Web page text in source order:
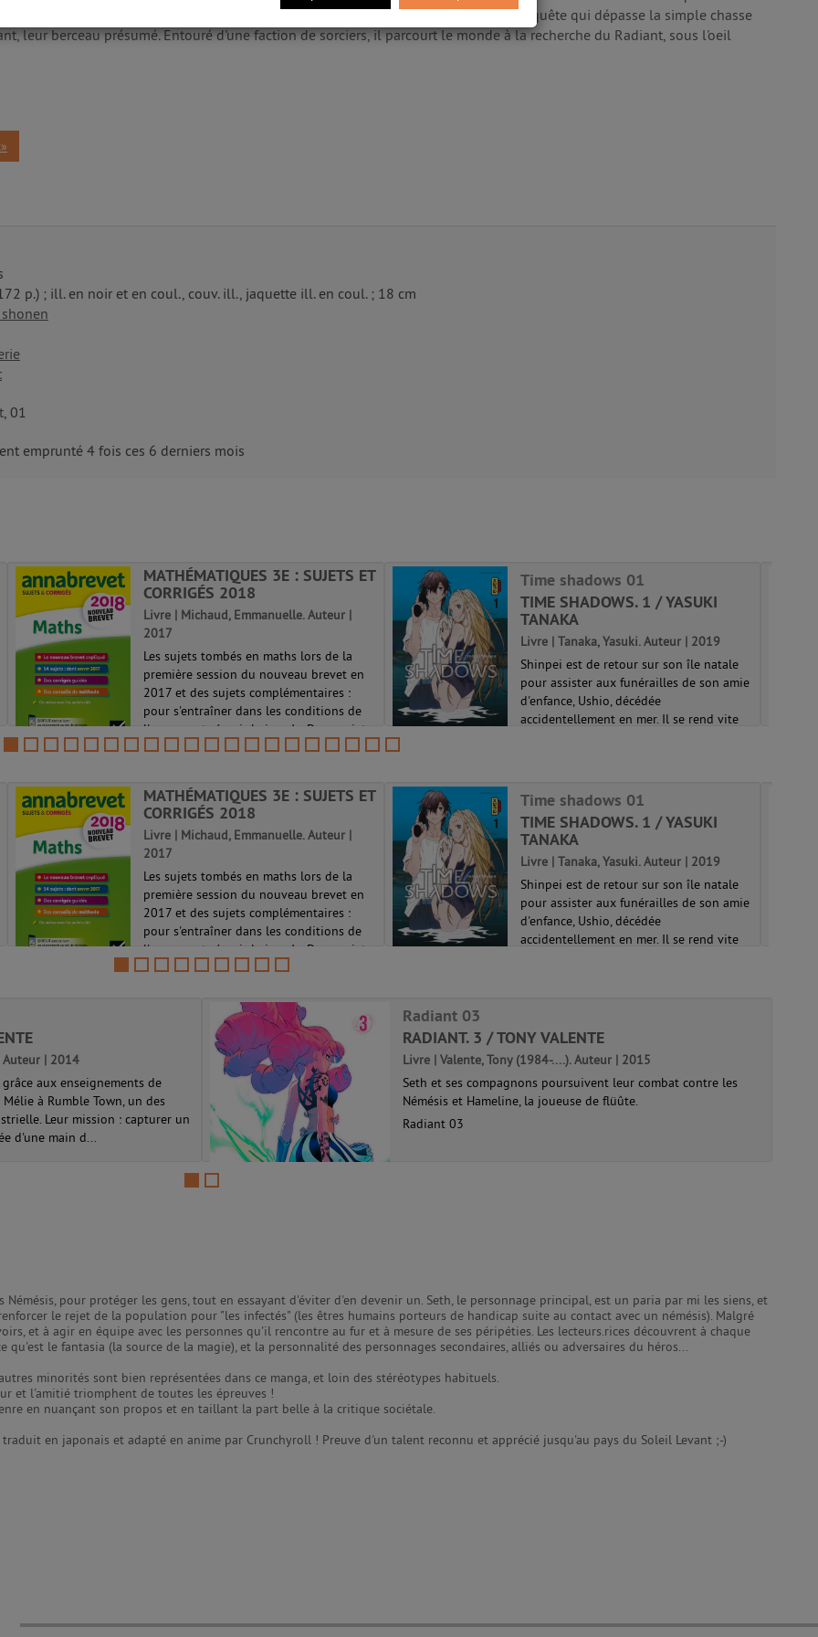
et combattre les Némésis. Mais plus que ça, Seth souhaite s'engager dans une quête qui dépasse la simple chasse
leur berceau présumé. Entouré d'une faction de sorciers, il parcourt le monde à la recherche du Radiant, sous l'oeil
p.) ; ill. en noir et en coul., couv. ill., jaquette ill. en coul. ; 18 cm
, 01
emprunté 4 fois ces 6 derniers mois
MATHÉMATIQUES 3E : SUJETS ET
CORRIGÉS 2018
Livre | Michaud, Emmanuelle. Auteur |
2017
Les sujets tombés en maths lors de la
première session du nouveau brevet en
2017 et des sujets complémentaires :
pour s'entraîner dans les conditions de
l'examen et réussir le jour J. - Deux sujets
complets pour l'épreuve écrite 1...
Time shadows 01
TIME SHADOWS. 1 / YASUKI
TANAKA
Livre | Tanaka, Yasuki. Auteur | 2019
Shinpei est de retour sur son île natale
pour assister aux funérailles de son amie
d'enfance, Ushio, décédée
accidentellement en mer. Il se rend vite
Time shadows 01
MATHÉMATIQUES 3E : SUJETS ET
CORRIGÉS 2018
Livre | Michaud, Emmanuelle. Auteur |
2017
Les sujets tombés en maths lors de la
première session du nouveau brevet en
2017 et des sujets complémentaires :
pour s'entraîner dans les conditions de
l'examen et réussir le jour J. - Deux sujets
complets pour l'épreuve écrite 1...
Time shadows 01
TIME SHADOWS. 1 / YASUKI
TANAKA
Livre | Tanaka, Yasuki. Auteur | 2019
Shinpei est de retour sur son île natale
pour assister aux funérailles de son amie
d'enfance, Ushio, décédée
accidentellement en mer. Il se rend vite
Auteur | 2014
aux enseignements de
à Rumble Town, un des
Leur mission : capturer un
d'une main d...
Radiant 03
RADIANT. 3 / TONY VALENTE
Livre | Valente, Tony (1984-....). Auteur | 2015
Seth et ses compagnons poursuivent leur combat contre les
Némésis et Hameline, la joueuse de flüûte.
Radiant 03
pour protéger les gens, tout en essayant d'éviter d'en devenir un. Seth, le personnage principal, est un paria par mi les siens, et
le rejet de la population pour "les infectés" (les êtres humains porteurs de handicap suite au contact avec un némésis). Malgré
et à agir en équipe avec les personnes qu'il rencontre au fur et à mesure de ses péripéties. Les lecteurs.rices découvrent à chaque
qu'est le fantasia (la source de la magie), et la personnalité des personnages secondaires, alliés ou adversaires du héros...
minorités sont bien représentées dans ce manga, et loin des stéréotypes habituels.
et l'amitié triomphent de toutes les épreuves !
en nuançant son propos et en taillant la part belle à la critique sociétale.
en japonais et adapté en anime par Crunchyroll ! Preuve d'un talent reconnu et apprécié jusqu'au pays du Soleil Levant ;-)